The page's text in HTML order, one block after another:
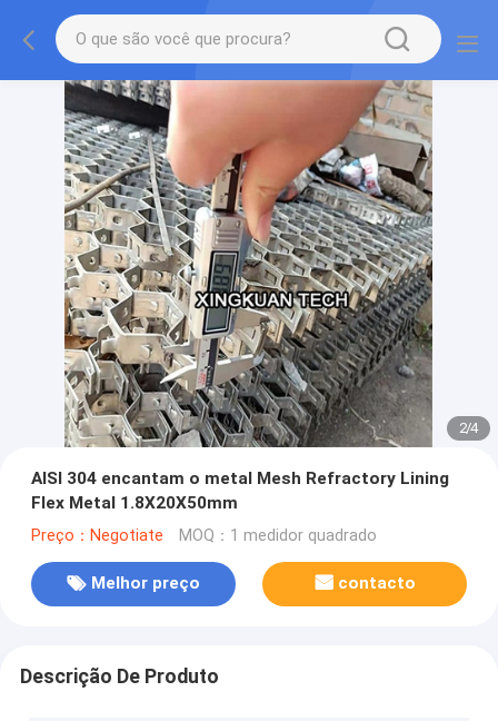
2/4
AISI 304 encantam o metal Mesh Refractory Lining
Flex Metal 1.8X20X50mm
Preço：Negotiate MOQ：1 medidor quadrado
Melhor preço contacto
Descrição De Produto